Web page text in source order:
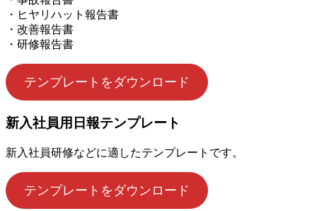
・ヒヤリハット報告書
・改善報告書
・研修報告書
テンプレートをダウンロード
新入社員用日報テンプレート
新入社員研修などに適したテンプレートです。
テンプレートをダウンロード